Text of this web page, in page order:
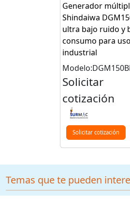
Generador
Shindaiwa
ultra bajo ruido y
consumo para uso
industrial
Solicitar
cotización
Solicitar cotización
Temas que te pueden